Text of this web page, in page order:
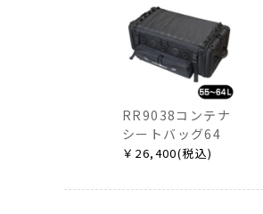
RR9038コンテナ
シートバッグ64
￥26,400(税込)